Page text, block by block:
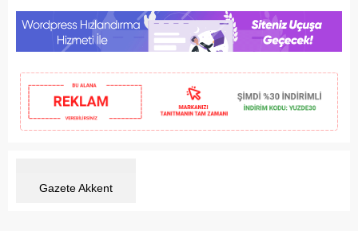
Gazete Akkent